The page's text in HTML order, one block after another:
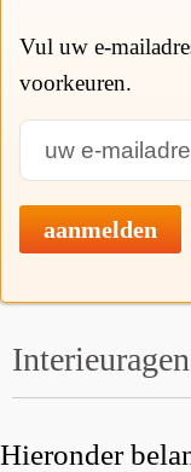
Vul uw e-
voorkeuren.
aanmelden
Hieronder